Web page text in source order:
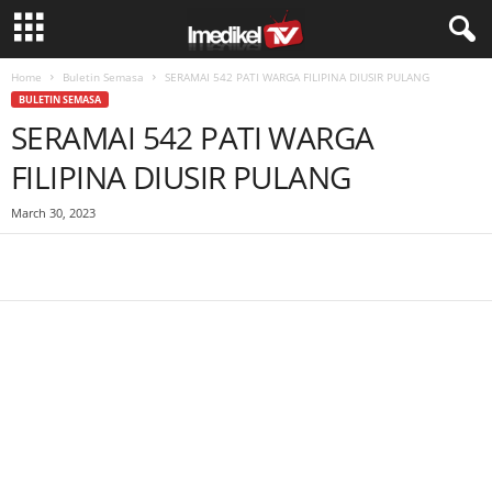
Home Buletin Semasa SERAMAI 542 PATI WARGA FILIPINA DIUSIR PULANG
BULETIN SEMASA
SERAMAI 542 PATI WARGA
FILIPINA DIUSIR PULANG
March 30, 2023